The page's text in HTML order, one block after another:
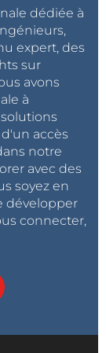
dédiée à
expert, des
sur
avons
à
accès
notre
avec des
soyez en
développer
connecter,